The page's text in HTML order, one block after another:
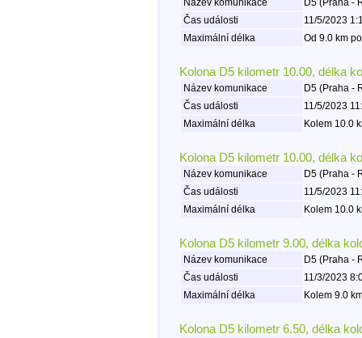
Název komunikace
D5 (Praha -
Čas události
11/5/2023
Maximální délka
Od 9.0 km
Kolona D5 kilometr 10.00, délka
Název komunikace
D5 (Praha -
Čas události
11/5/2023
Maximální délka
Kolem 10.0
Kolona D5 kilometr 10.00, délka
Název komunikace
D5 (Praha -
Čas události
11/5/2023
Maximální délka
Kolem 10.0
Kolona D5 kilometr 9.00, délka
Název komunikace
D5 (Praha -
Čas události
11/3/2023
Maximální délka
Kolem 9.0
Kolona D5 kilometr 6.50, délka